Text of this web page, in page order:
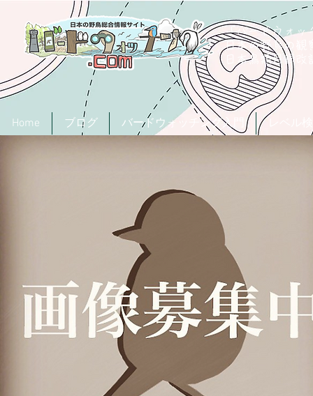
「バードウォッ
日本の野鳥の観
日本鳥類目録
Home ブログ バードウォッチング入門